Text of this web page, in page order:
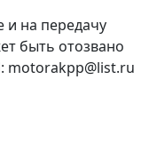
и на передачу
быть отозвано
motorakpp@list.ru